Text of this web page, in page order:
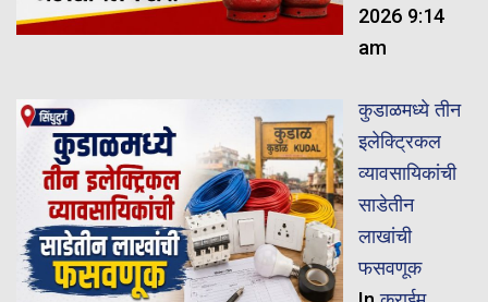
2026 9:14
am
कुडाळमध्ये तीन
इलेक्ट्रिकल
व्यावसायिकांची
साडेतीन
लाखांची
फसवणूक